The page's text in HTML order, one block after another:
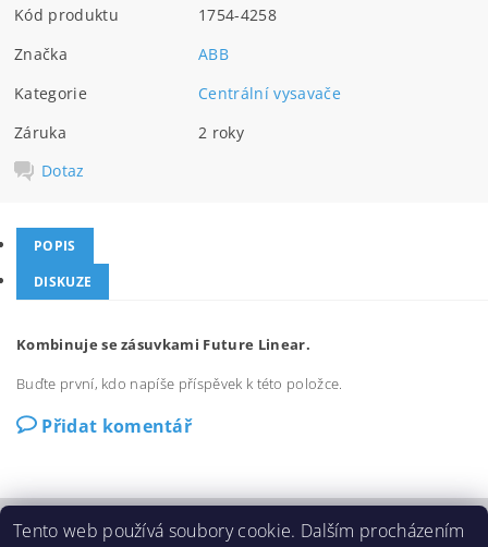
Kód produktu
1754-4258
Značka
ABB
Kategorie
Centrální vysavače
Záruka
2 roky
Dotaz
POPIS
DISKUZE
Kombinuje se zásuvkami Future Linear.
Buďte první, kdo napíše příspěvek k této položce.
Přidat komentář
Tento web používá soubory cookie. Dalším procházením